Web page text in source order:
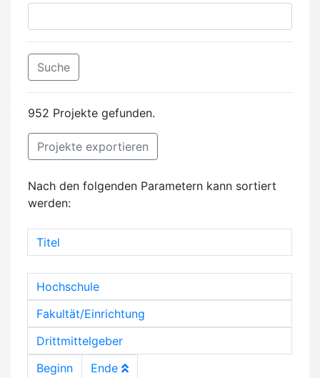
Suche
952 Projekte gefunden.
Projekte exportieren
Nach den folgenden Parametern kann sortiert
werden:
Titel
Hochschule
Fakultät/Einrichtung
Drittmittelgeber
Beginn
Ende